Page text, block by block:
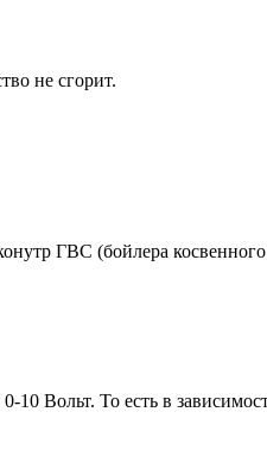
не сгорит.
ГВС (бойлера косвенного
10 Вольт. То есть в